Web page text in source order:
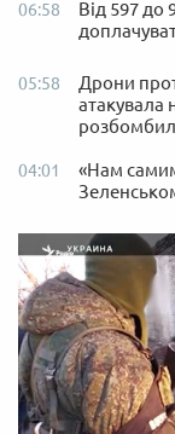
06:58
Від 597 до
05:58
Дрони
атакувала
04:01
«Нам